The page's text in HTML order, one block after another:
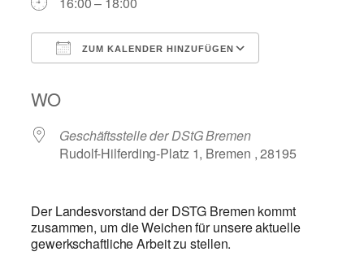
ZUM KALENDER HINZUFÜGEN
WO
Geschäftsstelle der DStG Bremen
Rudolf-Hilferding-Platz 1, Bremen , 28195
Der Landesvorstand der DSTG Bremen kommt
zusammen, um die Weichen für unsere aktuelle
gewerkschaftliche Arbeit zu stellen.